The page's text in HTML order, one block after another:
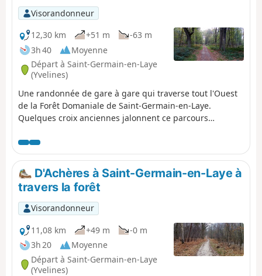
Visorandonneur
12,30 km
+51 m
-63 m
3h 40
Moyenne
Départ à Saint-Germain-en-Laye
(Yvelines)
Une randonnée de gare à gare qui traverse tout l'Ouest
de la Forêt Domaniale de Saint-Germain-en-Laye.
Quelques croix anciennes jalonnent ce parcours
admirer la Collégiale Notre-Dame.
D'Achères à Saint-Germain-en-Laye à
travers la forêt
Visorandonneur
11,08 km
+49 m
-0 m
3h 20
Moyenne
Départ à Saint-Germain-en-Laye
(Yvelines)